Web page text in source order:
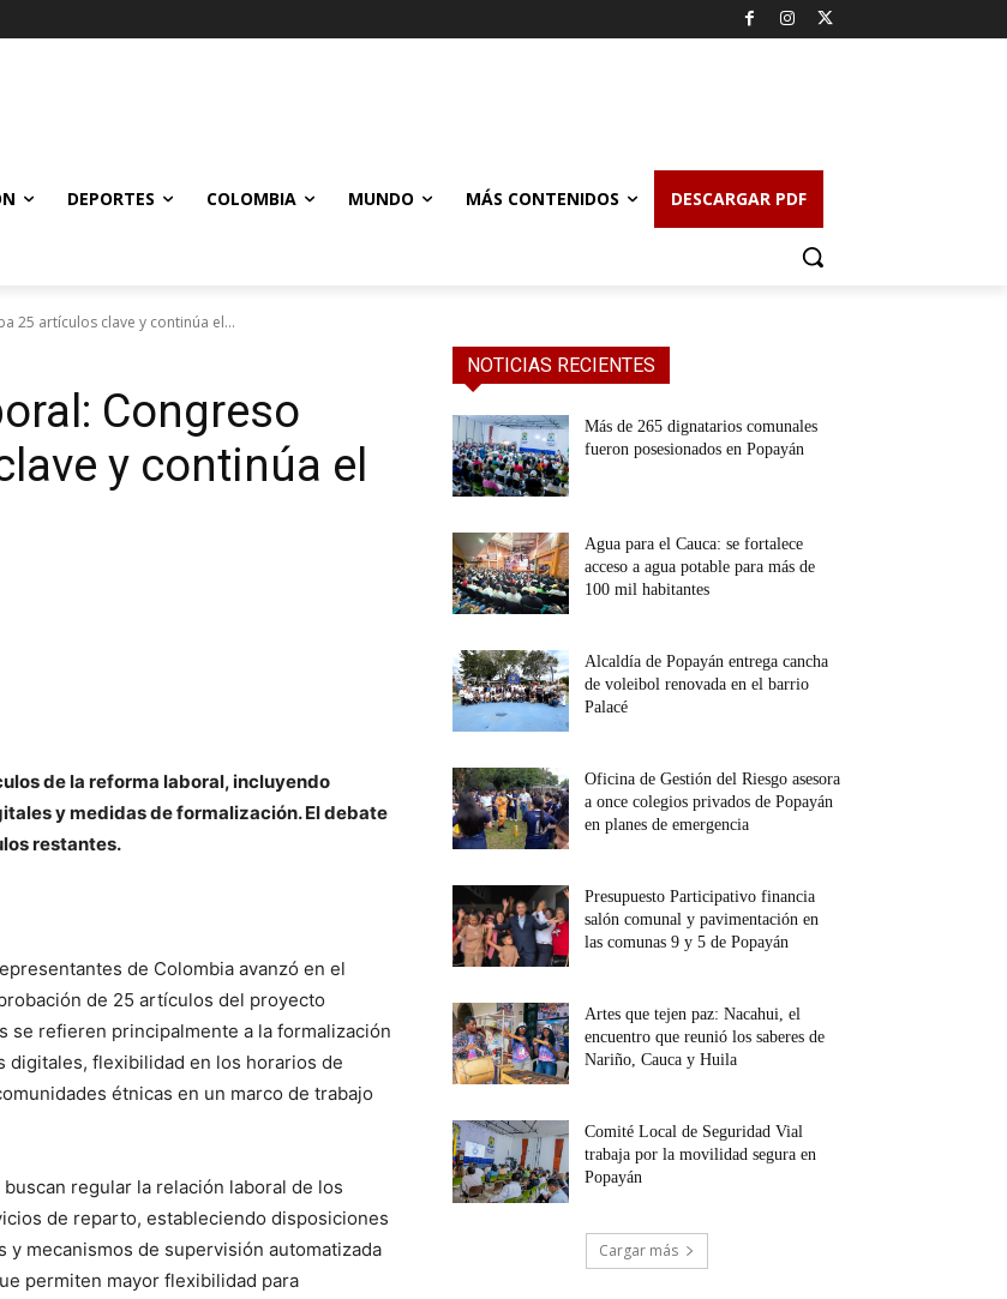
DEPORTES COLOMBIA MUNDO MÁS CONTENIDOS DESCARGAR PDF
25 artículos clave y continúa el...
Congreso
y continúa el
de la reforma laboral, incluyendo
y medidas de formalización. El debate
restantes.
de Colombia avanzó en el
de 25 artículos del proyecto
se refieren principalmente a la formalización
digitales, flexibilidad en los horarios de
étnicas en un marco de trabajo
regular la relación laboral de los
de reparto, estableciendo disposiciones
mecanismos de supervisión automatizada
permiten mayor flexibilidad para
NOTICIAS RECIENTES
Más de 265 dignatarios comunales
fueron posesionados en Popayán
Agua para el Cauca: se fortalece
acceso a agua potable para más de
100 mil habitantes
Alcaldía de Popayán entrega cancha
de voleibol renovada en el barrio
Palacé
Oficina de Gestión del Riesgo asesora
a once colegios privados de Popayán
en planes de emergencia
Presupuesto Participativo financia
salón comunal y pavimentación en
las comunas 9 y 5 de Popayán
Artes que tejen paz: Nacahui, el
encuentro que reunió los saberes de
Nariño, Cauca y Huila
Comité Local de Seguridad Vial
trabaja por la movilidad segura en
Popayán
Cargar más